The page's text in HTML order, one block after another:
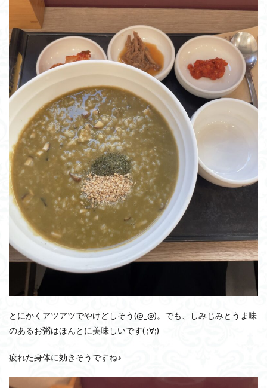
とにかくアツアツでやけどしそう(@_@)。でも、しみじみとうま味
のあるお粥はほんとに美味しいです( ;∀;)
疲れた身体に効きそうですね♪